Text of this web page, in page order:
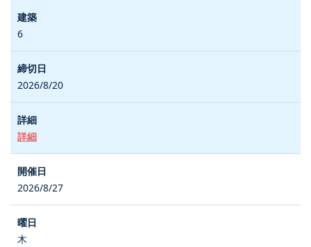
6
2026/8/20
詳細
2026/8/27
木